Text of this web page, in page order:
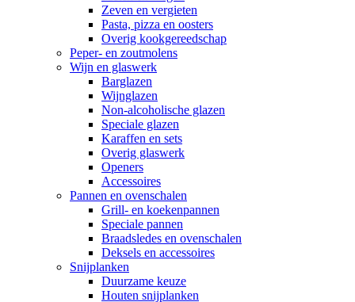
Zeven en vergieten
Pasta, pizza en oosters
Overig kookgereedschap
Peper- en zoutmolens
Wijn en glaswerk
Barglazen
Wijnglazen
Non-alcoholische glazen
Speciale glazen
Karaffen en sets
Overig glaswerk
Openers
Accessoires
Pannen en ovenschalen
Grill- en koekenpannen
Speciale pannen
Braadsledes en ovenschalen
Deksels en accessoires
Snijplanken
Duurzame keuze
Houten snijplanken